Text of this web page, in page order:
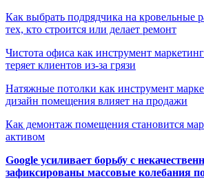
Как выбрать подрядчика на кровельные
тех, кто строится или делает ремонт
Чистота офиса как инструмент
теряет клиентов из-за грязи
Натяжные потолки как инструмент
дизайн помещения влияет на продажи
Как демонтаж помещения становится
активом
Google усиливает борьбу с
зафиксированы массовые колебания